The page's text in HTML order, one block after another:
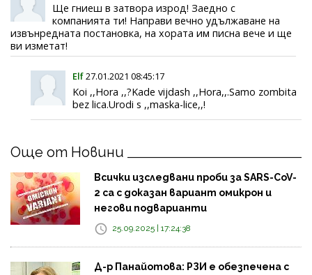
Ще гниеш в затвора изрод! Заедно с
компанията ти! Направи вечно удължаване на
извънредната постановка, на хората им писна вече и ще
ви изметат!
Elf27.01.2021 08:45:17
Koi ,,Hora ,,?Kade vijdash ,,Hora,,.Samo zombita
bez lica.Urodi s ,,maska-lice,,!
Още от Новини
Всички изследвани проби за SARS-CoV-
2 са с доказан вариант омикрон и
негови подварианти
25.09.2025 | 17:24:38
Д-р Панайотова: РЗИ е обезпечена с